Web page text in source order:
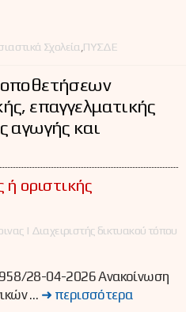
Σχολεία ΠΥΣΔΕ
επαγγελματικής
αγωγής και
οριστικής
| Διαχειριστής δικτυακού τόπου
28-04-2026 Ανακοίνωση
… ➜ περισσότερα